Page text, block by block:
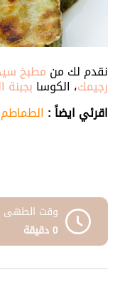
نقدم لك من مطبخ
رجيمك، الكوسا بجبنة
اقرئي ايضاً : الطماطم
وقت الطهى
0 دقيقة